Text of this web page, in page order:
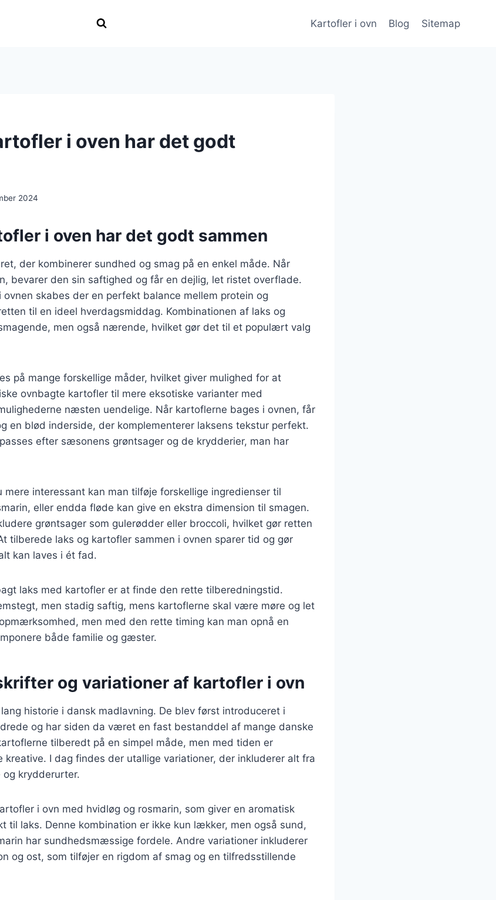
Kartofler i ovn Blog Sitemap
i oven har det godt
2024
i oven har det godt sammen
der kombinerer sundhed og smag på en enkel måde. Når
bevarer den sin saftighed og får en dejlig, let ristet overflade.
skabes der en perfekt balance mellem protein og
til en ideel hverdagsmiddag. Kombinationen af laks og
men også nærende, hvilket gør det til et populært valg
på mange forskellige måder, hvilket giver mulighed for at
ovnbagte kartofler til mere eksotiske varianter med
næsten uendelige. Når kartoflerne bages i ovnen, får
en blød inderside, der komplementerer laksens tekstur perfekt.
efter sæsonens grøntsager og de krydderier, man har
mere interessant kan man tilføje forskellige ingredienser til
eller endda fløde kan give en ekstra dimension til smagen.
grøntsager som gulerødder eller broccoli, hvilket gør retten
tilberede laks og kartofler sammen i ovnen sparer tid og gør
kan laves i ét fad.
laks med kartofler er at finde den rette tilberedningstid.
men stadig saftig, mens kartoflerne skal være møre og let
men med den rette timing kan man opnå en
både familie og gæster.
og variationer af kartofler i ovn
historie i dansk madlavning. De blev først introduceret i
og har siden da været en fast bestanddel af mange danske
tilberedt på en simpel måde, men med tiden er
kreative. I dag findes der utallige variationer, der inkluderer alt fra
krydderurter.
i ovn med hvidløg og rosmarin, som giver en aromatisk
til laks. Denne kombination er ikke kun lækker, men også sund,
har sundhedsmæssige fordele. Andre variationer inkluderer
og ost, som tilføjer en rigdom af smag og en tilfredsstillende